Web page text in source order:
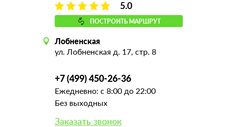
5.0
ПОСТРОИТЬ МАРШРУТ
Лобненская
ул. Лобненская д. 17, стр. 8
+7 (499) 450-26-36
Ежедневно: с 8:00 до 22:00
Без выходных
Заказать звонок